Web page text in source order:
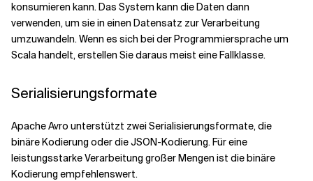
konsumieren kann. Das System kann die Daten dann
verwenden, um sie in einen Datensatz zur Verarbeitung
umzuwandeln. Wenn es sich bei der Programmiersprache um
Scala handelt, erstellen Sie daraus meist eine Fallklasse.
Serialisierungsformate
Apache Avro unterstützt zwei Serialisierungsformate, die
binäre Kodierung oder die JSON-Kodierung. Für eine
leistungsstarke Verarbeitung großer Mengen ist die binäre
Kodierung empfehlenswert.